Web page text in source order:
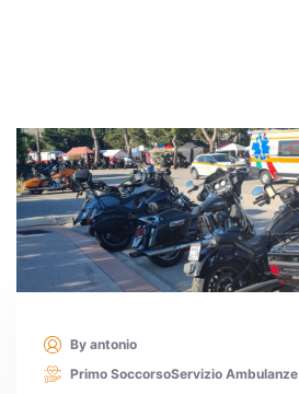
By antonio
Primo SoccorsoServizio Ambulanze